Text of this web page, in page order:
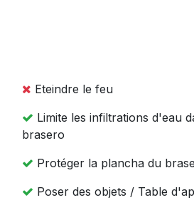
Eteindre le feu
Limite les infiltrations d'eau
brasero
Protéger la plancha du
Poser des objets / Table